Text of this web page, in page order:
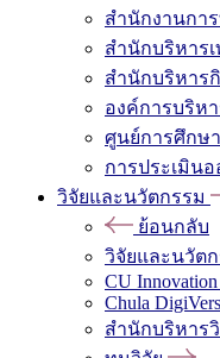
สำนักงานกา
สำนักบริหาร
สำนักบริหาร
องค์การบริห
ศูนย์การศึกษ
การประเมิน
วิจัยและนวัตกรรม
ย้อนกลับ
วิจัยและนวัต
CU
Chula
สำนักบริหาร